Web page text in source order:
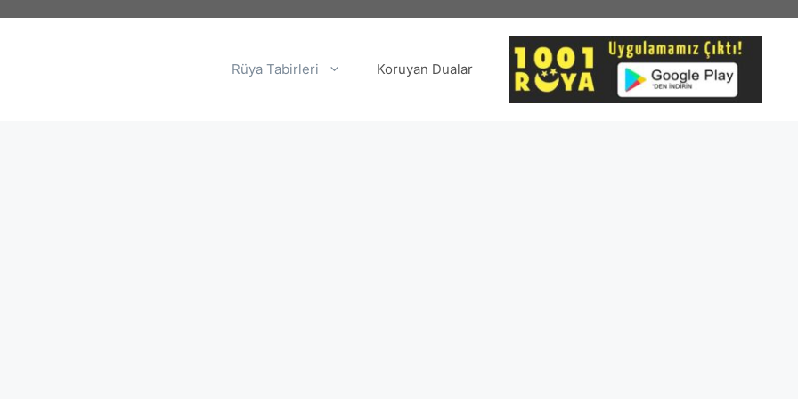
Rüya Tabirleri Koruyan Dualar